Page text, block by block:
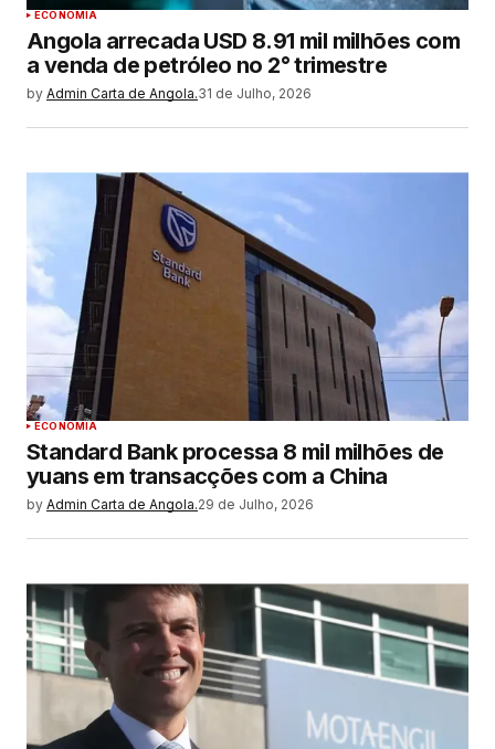
ECONOMIA
Angola arrecada USD 8.91 mil milhões com
a venda de petróleo no 2° trimestre
by Admin Carta de Angola.31 de Julho, 2026
ECONOMIA
Standard Bank processa 8 mil milhões de
yuans em transacções com a China
by Admin Carta de Angola.29 de Julho, 2026